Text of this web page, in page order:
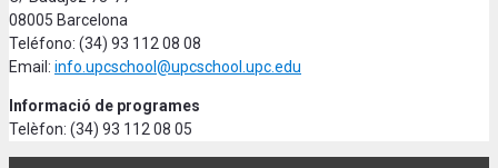
08005 Barcelona
Teléfono: (34) 93 112 08 08
Email: info.upcschool@upcschool.upc.edu
Informació de programes
Telèfon: (34) 93 112 08 05